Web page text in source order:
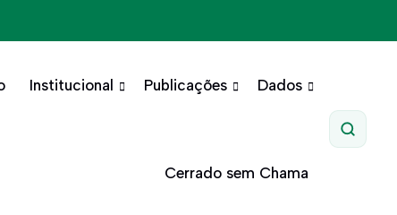
Institucional Publicações Dados
Cerrado sem Chama